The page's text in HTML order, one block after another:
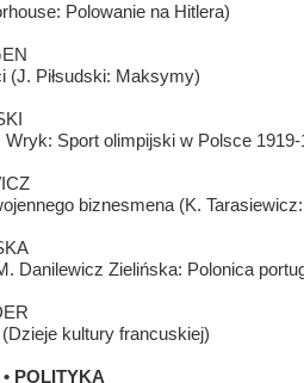
Polowanie na Hitlera)
(J. Piłsudski: Maksymy)
Sport olimpijski w Polsce 1919-
biznesmena (K.
Danilewicz Zielińska: Polonica
kultury francuskiej)
POLITYKA